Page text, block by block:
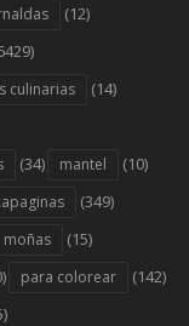
(12)
culinarias (14)
(34) mantel (10)
(349)
moñas (15)
para colorear (142)